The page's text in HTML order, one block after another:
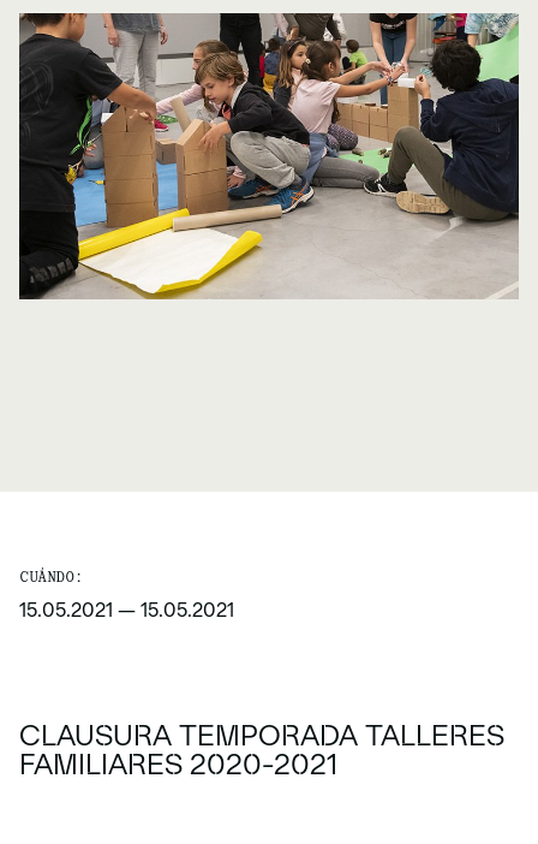
CUÁNDO:
15.05.2021 — 15.05.2021
CLAUSURA TEMPORADA TALLERES
FAMILIARES 2020-2021